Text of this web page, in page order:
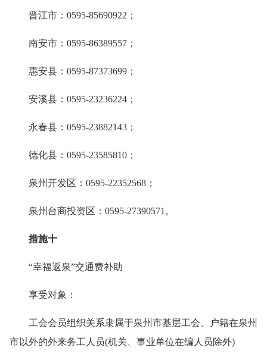
晋江市：0595-85690922；
南安市：0595-86389557；
惠安县：0595-87373699；
安溪县：0595-23236224；
永春县：0595-23882143；
德化县：0595-23585810；
泉州开发区：0595-22352568；
泉州台商投资区：0595-27390571。
措施十
“幸福返泉”交通费补助
享受对象：
工会会员组织关系隶属于泉州市基层工会、户籍在泉州
市以外的外来务工人员(机关、事业单位在编人员除外)